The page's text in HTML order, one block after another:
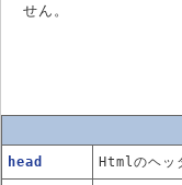
せん。
head Htmlのヘッ